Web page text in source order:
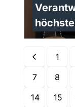
1
7
8
14
15